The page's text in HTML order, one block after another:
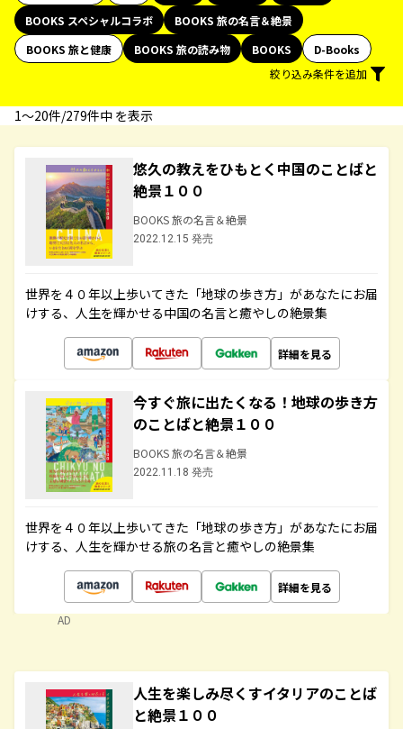
BOOKS スペシャルコラボ
BOOKS 旅の名言＆絶景
BOOKS 旅と健康
BOOKS 旅の読み物 BOOKS
D-Books
絞り込み条件を追加
1〜20件/279件中 を表示
悠久の教えをひもとく中国のことばと
絶景１００
BOOKS 旅の名言＆絶景
2022.12.15 発売
世界を４０年以上歩いてきた「地球の歩き方」があなたにお届
けする、人生を輝かせる中国の名言と癒やしの絶景集
詳細を見る
今すぐ旅に出たくなる！地球の歩き方
のことばと絶景１００
BOOKS 旅の名言＆絶景
2022.11.18 発売
世界を４０年以上歩いてきた「地球の歩き方」があなたにお届
けする、人生を輝かせる旅の名言と癒やしの絶景集
詳細を見る
AD
人生を楽しみ尽くすイタリアのことば
と絶景１００